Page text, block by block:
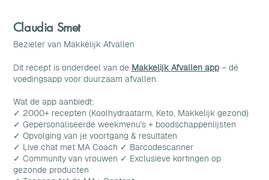
Claudia Smet
Bezieler van Makkelijk Afvallen
Dit recept is onderdeel van de Makkelijk Afvallen app– dé
voedingsapp voor duurzaam afvallen.
Wat de app aanbiedt:
✓ 2000+ recepten (Koolhydraatarm, Keto, Makkelijk gezond)
✓ Gepersonaliseerde weekmenu's + boodschappenlijsten
✓ Opvolging van je voortgang & resultaten
✓ Live chat met MA Coach ✓ Barcodescanner
✓ Community van vrouwen ✓ Exclusieve kortingen op
gezonde producten